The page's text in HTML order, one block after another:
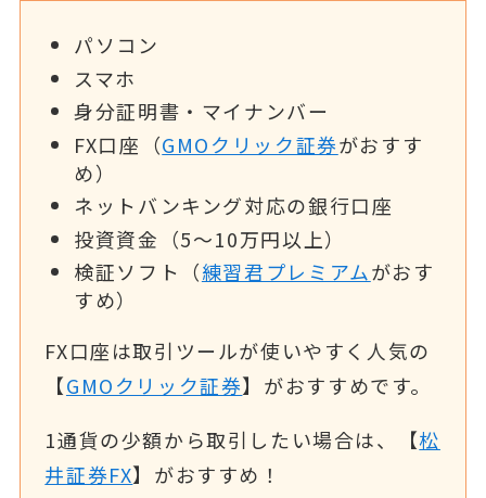
パソコン
スマホ
身分証明書・マイナンバー
FX口座（GMOクリック証券がおすす
め）
ネットバンキング対応の銀行口座
投資資金（5～10万円以上）
検証ソフト（練習君プレミアムがおす
すめ）
FX口座は取引ツールが使いやすく人気の
【GMOクリック証券】がおすすめです。
1通貨の少額から取引したい場合は、【松
井証券FX】がおすすめ！